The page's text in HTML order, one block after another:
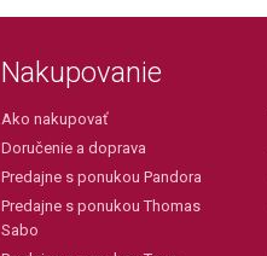
Nakupovanie
Ako nakupovať
Doručenie a doprava
Predajne s ponukou Pandora
Predajne s ponukou Thomas
Sabo